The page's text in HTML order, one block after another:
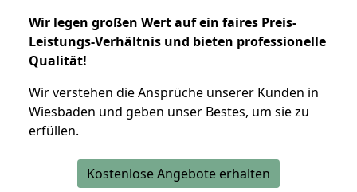
Wir legen großen Wert auf ein faires Preis-
Leistungs-Verhältnis und bieten professionelle
Qualität!
Wir verstehen die Ansprüche unserer Kunden in
Wiesbaden und geben unser Bestes, um sie zu
erfüllen.
Kostenlose Angebote erhalten